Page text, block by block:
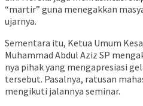
“martir” guna menegakkan
ujarnya.
Sementara itu, Ketua Umum
Muhammad Abdul Aziz SP
nya pihak yang mengapresiasi
tersebut. Pasalnya, ratusan
mengikuti jalannya seminar.